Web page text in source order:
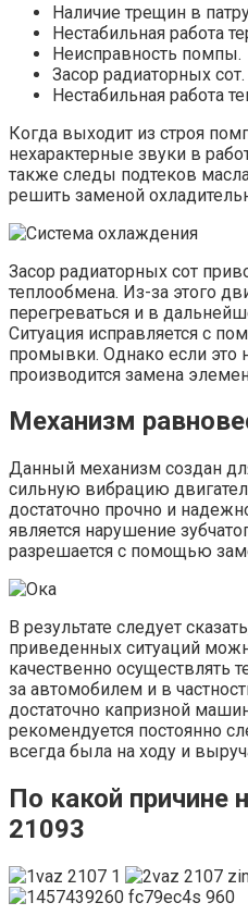
Наличие трещин в
Нестабильная работа
Неисправность помпы.
Засор радиаторных сот.
Нестабильная работа
Когда выходит из строя
нехарактерные звуки в
также следы подтеков
решить заменой
Засор радиаторных сот
теплообмена. Из-за этого
перегреваться и в
Ситуация исправляется с
промывки. Однако если это
производится замена
Механизм
Данный механизм создан
сильную вибрацию
достаточно прочно и
является нарушение
разрешается с помощью
В результате следует
приведенных ситуаций
качественно осуществлять
за автомобилем и в
достаточно капризной
рекомендуется постоянно
всегда была на ходу и
По какой причине
21093